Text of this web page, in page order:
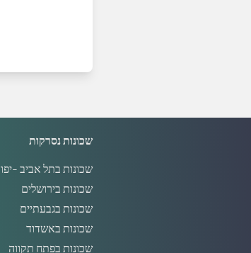
שכונות נסרקות
שכונות בתל אביב -יפו
שכונות בירושלים
שכונות בגבעתיים
שכונות באשדוד
שכונות בפתח תקווה